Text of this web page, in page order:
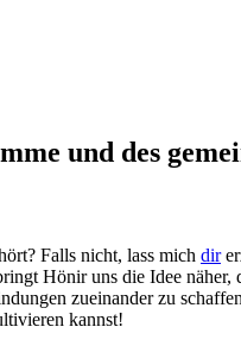
und des
‌Falls nicht, lass mich dir
Hönir uns die Idee​
zueinander zu
kannst!